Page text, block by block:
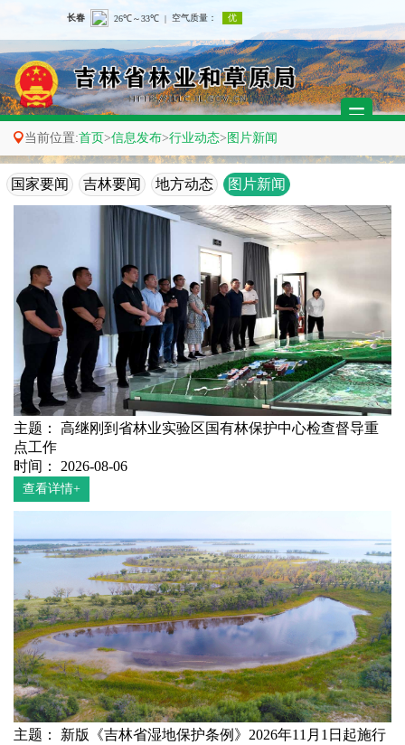
当前位置:首页>信息发布>行业动态> 图片新闻
国家要闻 吉林要闻 地方动态 图片新闻
主题： 高继刚到省林业实验区国有林保护中心检查督导重
点工作
时间： 2026-08-06
查看详情+
主题： 新版《吉林省湿地保护条例》2026年11月1日起施行